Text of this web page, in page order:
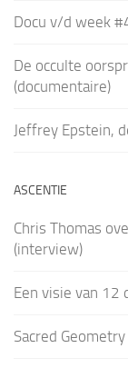
Docu v/d week
De occulte
(documentaire)
Jeffrey Epstein,
ASCENTIE
Chris Thomas
(interview)
Een visie van 12
Sacred